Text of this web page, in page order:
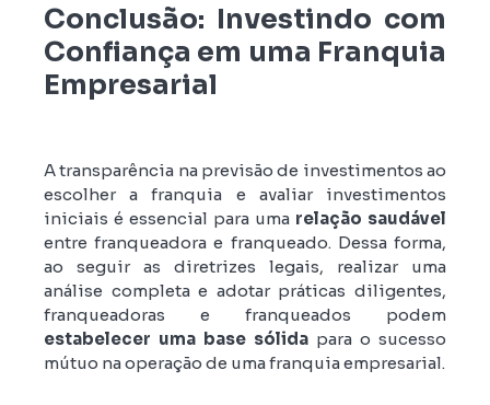
Conclusão: Investindo com
Confiança em uma Franquia
Empresarial
A transparência na previsão de investimentos ao
escolher a franquia e avaliar investimentos
iniciais é essencial para uma relação saudável
entre franqueadora e franqueado. Dessa forma,
ao seguir as diretrizes legais, realizar uma
análise completa e adotar práticas diligentes,
franqueadoras e franqueados podem
estabelecer uma base sólida para o sucesso
mútuo na operação de uma franquia empresarial.